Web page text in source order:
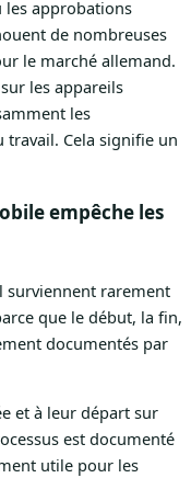
les approbations
de nombreuses
le marché allemand.
les appareils
les
travail. Cela signifie un
empêche les
surviennent rarement
que le début, la fin,
documentés par
et à leur départ sur
est documenté
utile pour les